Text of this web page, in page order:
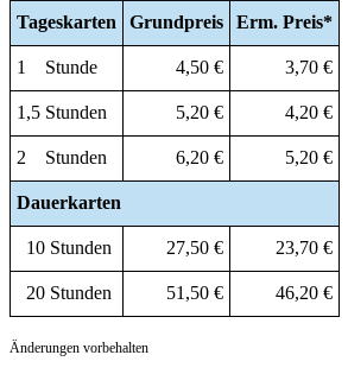
Tageskarten Grundpreis Erm. Preis*
1 Stunde 4,50 € 3,70 €
1,5 Stunden 5,20 € 4,20 €
2 Stunden 6,20 € 5,20 €
Dauerkarten
10 Stunden 27,50 € 23,70 €
20 Stunden 51,50 € 46,20 €
Änderungen vorbehalten